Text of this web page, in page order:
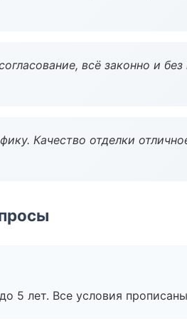
всё законно и
Качество отделки
5 лет. Все условия